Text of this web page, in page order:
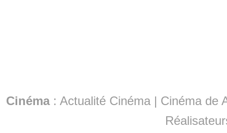
Cinéma: Actualité Cinéma | Cinéma de